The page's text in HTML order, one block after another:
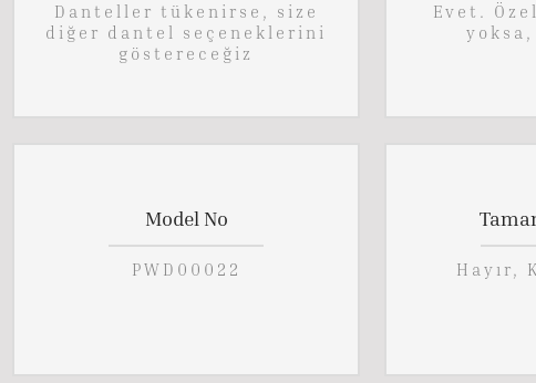
Danteller tükenirse, size
diğer dantel seçeneklerini
göstereceğiz
Evet.
Model No
PWD00022 Hayır,